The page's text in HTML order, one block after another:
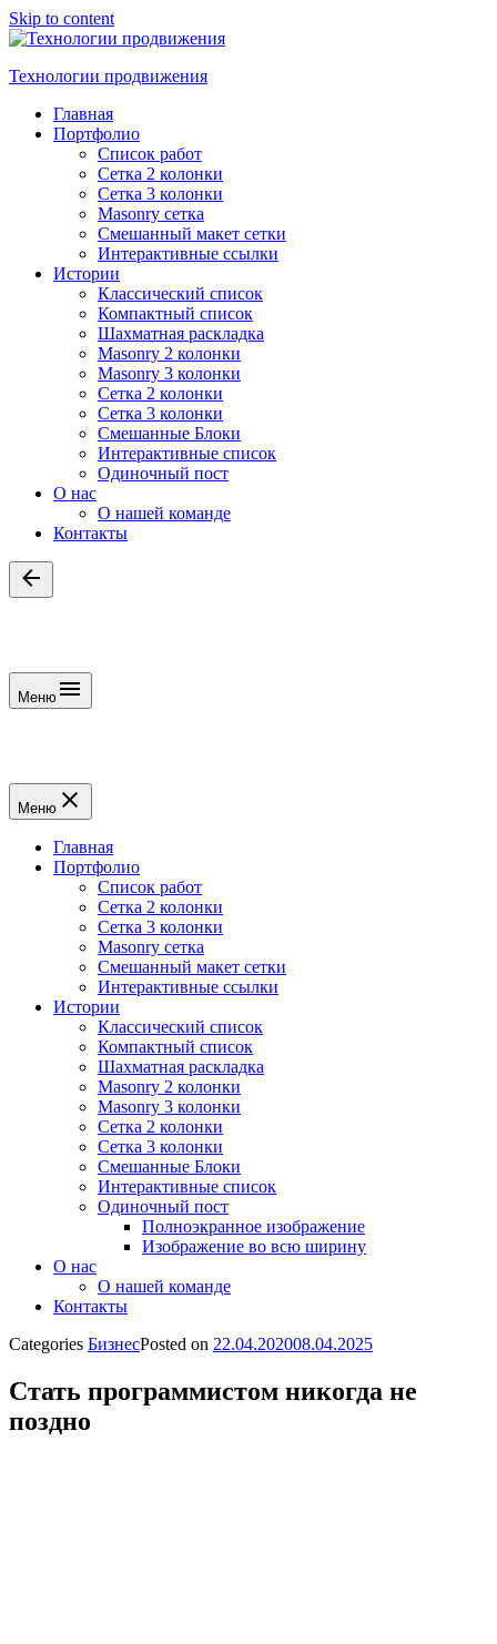
Skip to content
Технологии продвижения
Главная
Портфолио
Список работ
Сетка 2 колонки
Сетка 3 колонки
Masonry сетка
Смешанный макет сетки
Интерактивные ссылки
Истории
Классический список
Компактный список
Шахматная раскладка
Masonry 2 колонки
Masonry 3 колонки
Сетка 2 колонки
Сетка 3 колонки
Смешанные Блоки
Интерактивные список
Одиночный пост
О нас
О нашей команде
Контакты
Меню
Меню
Главная
Портфолио
Список работ
Сетка 2 колонки
Сетка 3 колонки
Masonry сетка
Смешанный макет сетки
Интерактивные ссылки
Истории
Классический список
Компактный список
Шахматная раскладка
Masonry 2 колонки
Masonry 3 колонки
Сетка 2 колонки
Сетка 3 колонки
Смешанные Блоки
Интерактивные список
Одиночный пост
Полноэкранное изображение
Изображение во всю ширину
О нас
О нашей команде
Контакты
Categories БизнесPosted on 22.04.202008.04.2025
Стать программистом никогда не
поздно